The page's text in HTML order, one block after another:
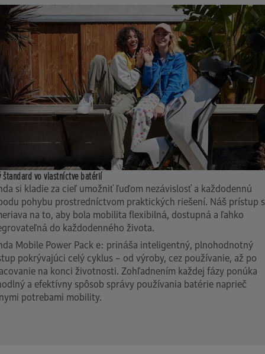
štandard vo vlastníctve batérií
si kladie za cieľ umožniť ľuďom nezávislosť a každodennú
pohybu prostredníctvom praktických riešení. Náš prístup
na to, aby bola mobilita flexibilná, dostupná a ľahko
do každodenného života.
Mobile Power Pack e: prináša inteligentný, plnohodnotný
pokrývajúci celý cyklus – od výroby, cez používanie, až po
na konci životnosti. Zohľadnením každej fázy ponúka
a efektívny spôsob správy používania batérie naprieč
potrebami mobility.